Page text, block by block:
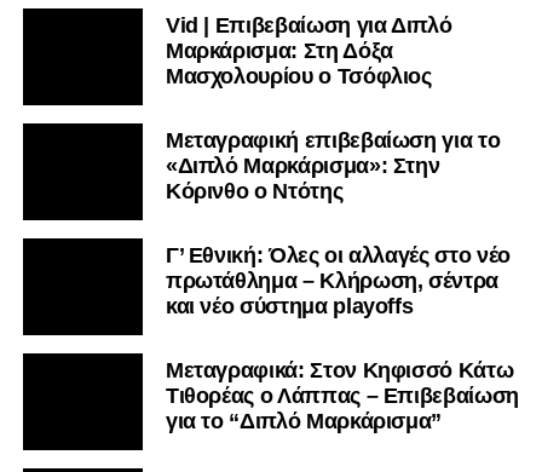
Vid | Επιβεβαίωση για Διπλό
Μαρκάρισμα: Στη Δόξα
Μασχολουρίου ο Τσόφλιος
Μεταγραφική επιβεβαίωση για το
«Διπλό Μαρκάρισμα»: Στην
Κόρινθο ο Ντότης
Γ’ Εθνική: Όλες οι αλλαγές στο νέο
πρωτάθλημα – Κλήρωση, σέντρα
και νέο σύστημα playoffs
Μεταγραφικά: Στον Κηφισσό Κάτω
Τιθορέας ο Λάππας – Επιβεβαίωση
για το “Διπλό Μαρκάρισμα”